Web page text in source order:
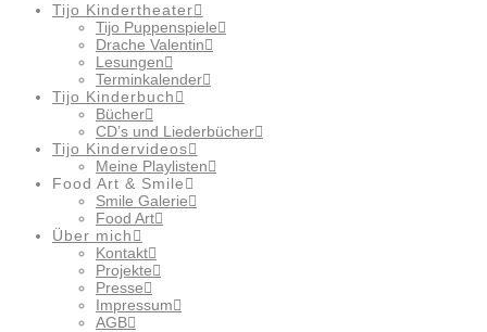
Tijo Kindertheater
Tijo Puppenspiele
Drache Valentin
Lesungen
Terminkalender
Tijo Kinderbuch
Bücher
CD’s und Liederbücher
Tijo Kindervideos
Meine Playlisten
Food Art & Smile
Smile Galerie
Food Art
Über mich
Kontakt
Projekte
Presse
Impressum
AGB